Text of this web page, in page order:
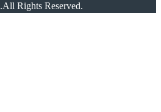
.All Rights Reserved.